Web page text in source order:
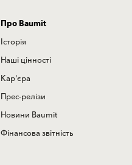
Про Baumit
Історія
Наші цінності
Кар'єра
Прес-релізи
Новини Baumit
Фінансова звітність